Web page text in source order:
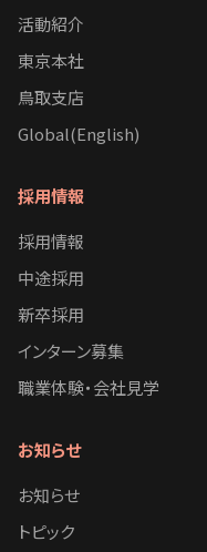
活動紹介
東京本社
鳥取支店
Global(English)
採用情報
採用情報
中途採用
新卒採用
インターン募集
職業体験・会社見学
お知らせ
お知らせ
トピック